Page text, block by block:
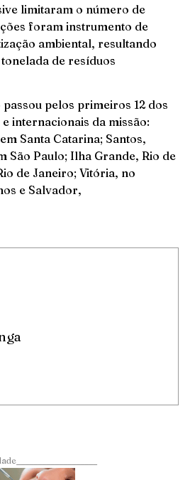
limitaram o número de
foram instrumento de
ambiental, resultando
de resíduos
passou pelos primeiros 12 dos
internacionais da missão:
Santa Catarina; Santos,
São Paulo; Ilha Grande, Rio de
de Janeiro; Vitória, no
e Salvador,